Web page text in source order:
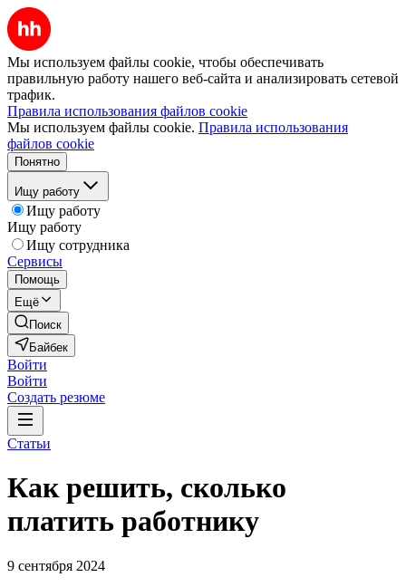
Мы используем файлы cookie, чтобы обеспечивать
правильную работу нашего веб-сайта и анализировать сетевой
трафик.
Правила использования файлов cookie
Мы используем файлы cookie. Правила использования
файлов cookie
Понятно
Ищу работу
Ищу работу
Ищу работу
Ищу сотрудника
Сервисы
Помощь
Ещё
Поиск
Байбек
Войти
Войти
Создать резюме
Статьи
Как решить, сколько
платить работнику
9 сентября 2024